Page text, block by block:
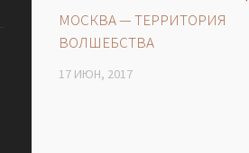
МОСКВА — ТЕРРИТОРИЯ
ВОЛШЕБСТВА
17 ИЮН, 2017